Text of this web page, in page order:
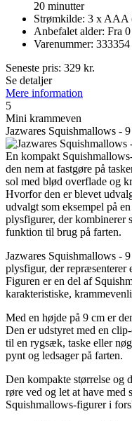
20 minutter
Strømkilde: 3 x AAA
Anbefalet alder: Fra
Varenummer: 333354
Seneste pris: 329 kr.
Se detaljer
Mere information
5
Mini krammeven
Jazwares Squishmallows -
En kompakt
den nem at fastgøre på
sol med blød overflade og
Hvorfor den er blevet
udvalgt som eksempel på
plysfigurer, der kombinerer
funktion til brug på farten.
Jazwares Squishmallows -
plysfigur, der repræsenterer
Figuren er en del af
karakteristiske,
Med en højde på 9 cm er
Den er udstyret med en
til en rygsæk, taske eller
pynt og ledsager på farten.
Den kompakte størrelse og
røre ved og let at have med
Squishmallows-figurer i